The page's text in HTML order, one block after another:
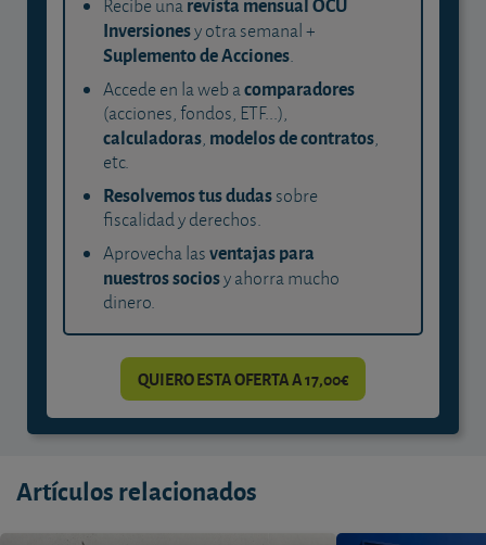
Recibe una
Inversionesy otra semanal +
Suplemento de Acciones.
Accede en la web acomparadores
(acciones, fondos, ETF...),
calculadoras, modelos de contratos,
etc.
Resolvemos tus dudassobre
fiscalidad y derechos.
Aprovecha lasventajas para
nuestros sociosy ahorra mucho
dinero.
QUIERO ESTA OFERTA A 17,00€
Artículos relacionados